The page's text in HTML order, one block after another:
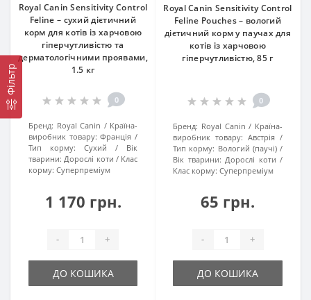
Фільтр
Royal Canin Sensitivity Control
Feline – сухий дієтичний
корм для котів із харчовою
гіперчутливістю та
дерматологічними проявами,
1.5 кг
0
Бренд: Royal Canin
Країна-
виробник товару: Франція
Тип корму:
Сухий
Вік
тварини: Дорослі коти
Клас
корму: Суперпреміум
1 170 грн.
- +
ДО КОШИКА
Royal Canin Sensitivity Control
Feline Pouches – вологий
дієтичний корм у паучах для
котів із харчовою
гіперчутливістю, 85 г
0
Бренд: Royal Canin
Країна-
виробник товару: Австрія
Тип корму: Вологий (паучі)
Вік тварини: Дорослі коти
Клас корму: Суперпреміум
65 грн.
- +
ДО КОШИКА